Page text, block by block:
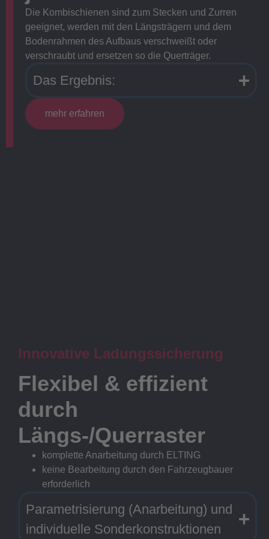
Die Kombischienen sind zum Stecken und Zurren
geeignet, werden mit den Längsträgern und dem
Bodenrahmen des Aufbaus verschweißt oder
verschraubt und ersetzen so die Querträger.
Das Ergebnis:
mehr erfahren
Innovative Ladungssicherung
Flexibel & effizient
durch
Längs-/Querraster
komplette Anarbeitung durch ELTING
keine Bearbeitung durch den Fahrzeugbauer
erforderlich
Parametrisierung (Anarbeitung) und
individuelle Sonderkonstruktionen